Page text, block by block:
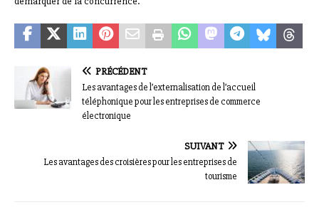
PRÉCÉDENT
Les avantages de l’externalisation de l’accueil
téléphonique pour les entreprises de commerce
électronique
SUIVANT
Les avantages des croisières pour les entreprises de
tourisme